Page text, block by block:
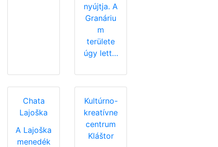
nyújtja. A
Granáriu
m
területe
úgy lett…
Chata
Lajoška
A Lajoška
menedék
Kultúrno-
kreatívne
centrum
Kláštor